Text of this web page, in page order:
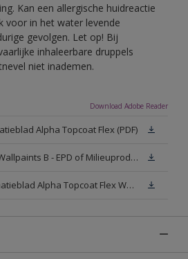
Kan een allergische huidreactie
voor in het water levende
gevolgen. Let op! Bij
inhaleerbare druppels
niet inademen.
Download Adobe Reader
Alpha Topcoat Flex (PDF)
Sikkens Exterior Wallpaints B - EPD of Milieuproductverklaring
Veiligheidsinformatieblad Alpha Topcoat Flex White W05 (MSDS)